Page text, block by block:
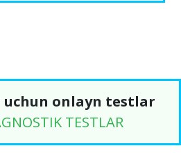
onlayn testlar
TESTLAR